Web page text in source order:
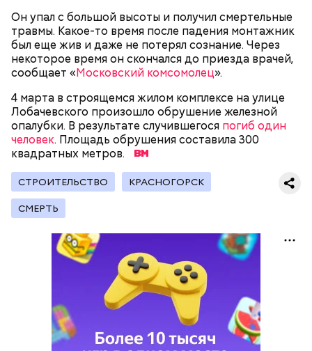
Он упал с большой высоты и получил смертельные
травмы. Какое-то время после падения монтажник
был еще жив и даже не потерял сознание. Через
некоторое время он скончался до приезда врачей,
сообщает «Московский комсомолец».
4 марта в строящемся жилом комплексе на улице
Лобачевского произошло обрушение железной
опалубки. В результате случившегося погиб один
человек. Площадь обрушения составила 300
квадратных метров.
СТРОИТЕЛЬСТВО КРАСНОГОРСК
СМЕРТЬ
— Дайте мне сигарету, и я вам все расскажу.